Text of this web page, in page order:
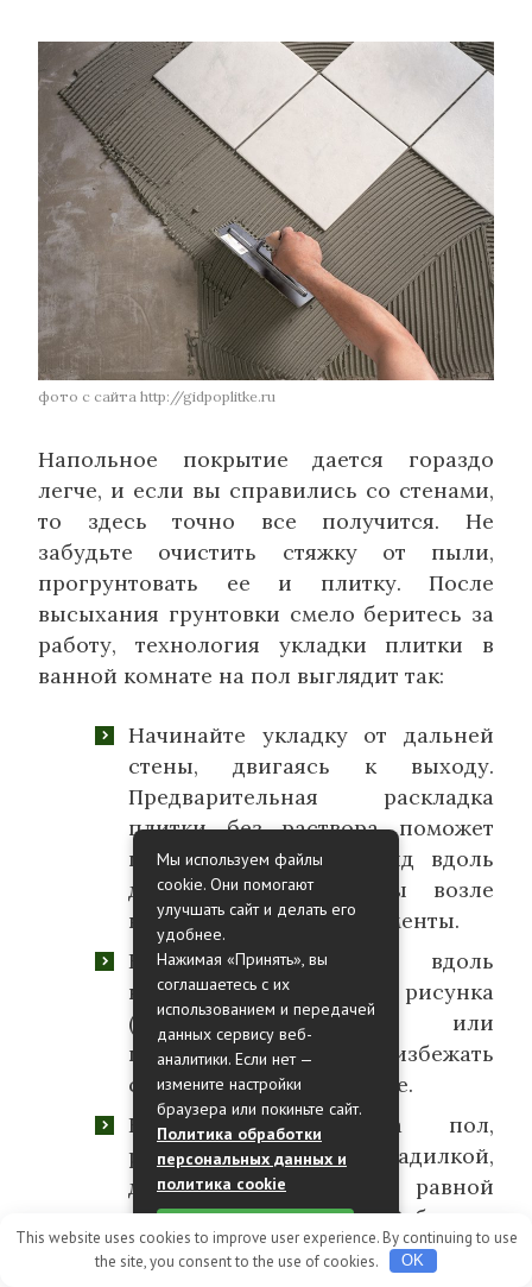
фото с сайта http://gidpoplitke.ru
Напольное покрытие дается гораздо
легче, и если вы справились со стенами,
то здесь точно все получится. Не
забудьте очистить стяжку от пыли,
прогрунтовать ее и плитку. После
высыхания грунтовки смело беритесь за
работу, технология укладки плитки в
ванной комнате на пол выглядит так:
Начинайте укладку от дальней
стены, двигаясь к выходу.
Предварительная раскладка
плитки без раствора поможет
правильно обрезать ряд вдоль
дальней стены, чтобы возле
выхода были целые элементы.
Натяните бечевку вдоль
направления рисунка
(диагонального или
продольного), чтобы избежать
смещения при облицовке.
Нанесите клей на пол,
разровняйте его гладилкой,
добиваясь толщины, равной
толщине плитки. Зубчатым
шпателем сформируйте
разнонаправленный рельеф.
Мы используем файлы
cookie. Они помогают
улучшать сайт и делать его
удобнее.
Нажимая «Принять», вы
соглашаетесь с их
использованием и передачей
данных сервису веб-
аналитики. Если нет —
измените настройки
браузера или покиньте сайт.
Политика обработки
персональных данных и
политика cookie
This website uses cookies to improve user experience. By continuing to use
the site, you consent to the use of cookies.
OK